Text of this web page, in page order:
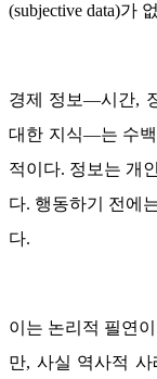
(subjective data)가
경제 정보―시간,
대한 지식―는 수
적이다. 정보는 개
다. 행동하기 전에
다.
이는 논리적 필연
만, 사실 역사적